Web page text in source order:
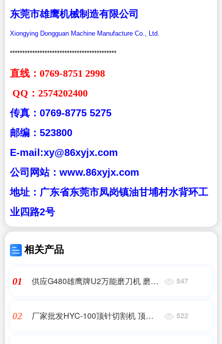
东莞市雄鹰机械制造有限公司
Xiongying Dongguan Machine Manufacture Co., Ltd.
*******************************************
直线：0769-8751 2998
QQ ：2574202400
传真： 0769-8775 5275
邮编： 523800
E-mail:xy@86xyjx.com
公司网站： www.86xyjx.com
地址：广东省东莞市凤岗镇油甘埔村水背环工
业四路2号
相关产品
01
供应G480雄鹰牌U2万能磨刀机 磨刀
547
02
厂家批发HYC-100顶针切割机 顶针切
522